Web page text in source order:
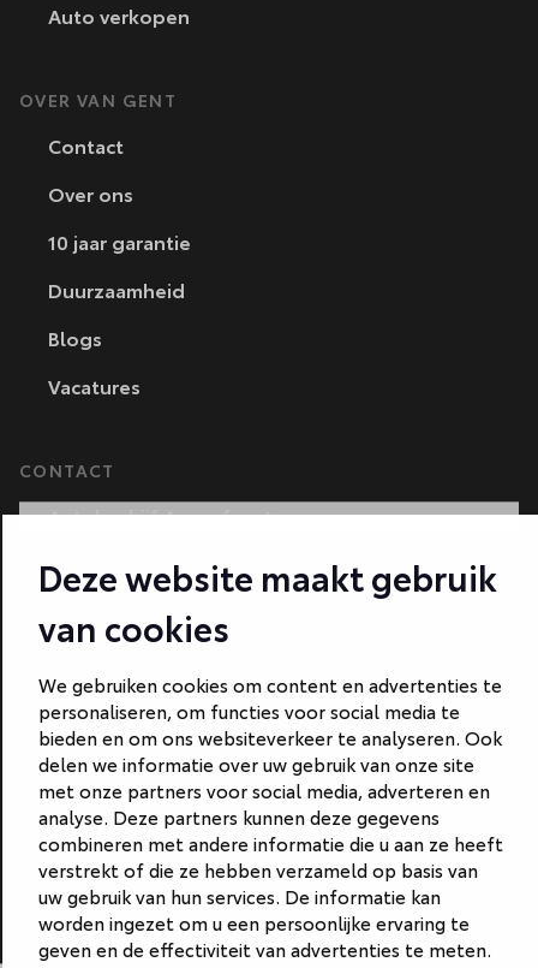
Deze website maakt gebruik
van cookies
We gebruiken cookies om content en advertenties te
personaliseren, om functies voor social media te
bieden en om ons websiteverkeer te analyseren. Ook
delen we informatie over uw gebruik van onze site
met onze partners voor social media, adverteren en
analyse. Deze partners kunnen deze gegevens
combineren met andere informatie die u aan ze heeft
verstrekt of die ze hebben verzameld op basis van
uw gebruik van hun services. De informatie kan
worden ingezet om u een persoonlijke ervaring te
geven en de effectiviteit van advertenties te meten.
Auto verkopen
OVER VAN GENT
Contact
Over ons
10 jaar garantie
Duurzaamheid
Blogs
Vacatures
CONTACT
Autobedrijf Amersfoort
Autobedrijf Ede
Autobedrijf Hilversum
Autobedrijf Veenendaal
Van Gent Schadeherstel